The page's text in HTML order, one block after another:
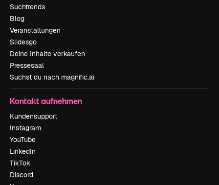
Suchtrends
Blog
Veranstaltungen
Slidesgo
Deine Inhalte verkaufen
Pressesaal
Suchst du nach magnific.ai
Kontakt aufnehmen
Kundensupport
Instagram
YouTube
LinkedIn
TikTok
Discord